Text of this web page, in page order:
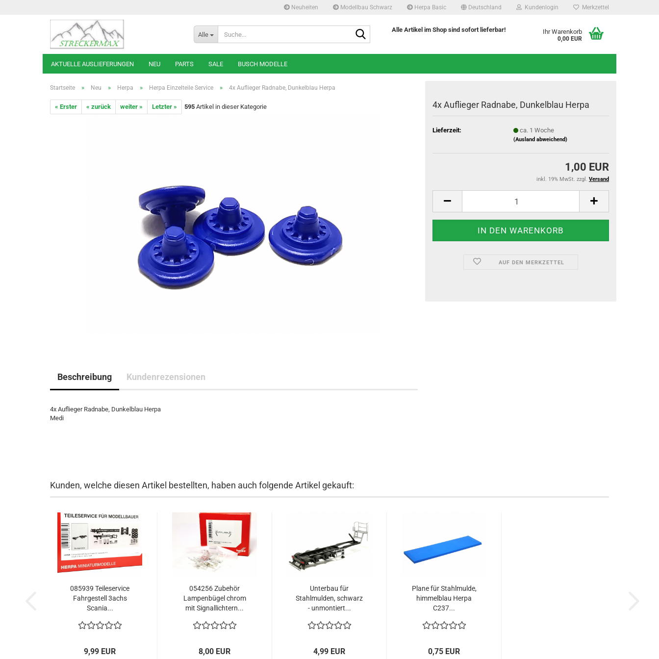
Neuheiten Modellbau Schwarz Herpa Basic Deutschland Kundenlogin Merkzettel
Alle
Alle Artikel im Shop sind sofort lieferbar! Ihr Warenkorb
0,00 EUR
AKTUELLE AUSLIEFERUNGEN NEU PARTS SALE BUSCH MODELLE
Startseite » Neu » Herpa » Herpa Einzelteile Service » 4x Auflieger Radnabe, Dunkelblau Herpa
« Erster « zurück weiter » Letzter » 595 Artikel in dieser Kategorie 4x Auflieger Radnabe, Dunkelblau Herpa
Lieferzeit: ca. 1 Woche
(Ausland abweichend)
1,00 EUR
inkl. 19% MwSt. zzgl. Versand
AUF DEN MERKZETTEL
Beschreibung Kundenrezensionen
4x Auflieger Radnabe, Dunkelblau Herpa
Medi
Kunden, welche diesen Artikel bestellten, haben auch folgende Artikel gekauft:
085939 Teileservice
Fahrgestell 3achs
Scania...
9,99 EUR
054256 Zubehör
Lampenbügel chrom
mit Signallichtern...
8,00 EUR
Unterbau für
Stahlmulden, schwarz
- unmontiert...
4,99 EUR
Plane für Stahlmulde,
himmelblau Herpa
C237...
0,75 EUR